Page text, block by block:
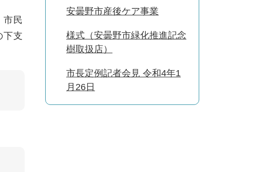
市民
下支
安曇野市産後ケア事業
様式（安曇野市緑化推進記念
樹取扱店）
市長定例記者会見 令和4年1
月26日